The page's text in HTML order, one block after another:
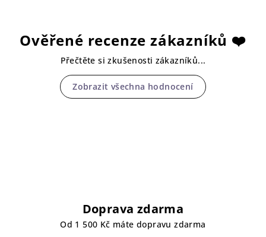
Ověřené recenze zákazníků ❤️
Přečtěte si zkušenosti zákazníků...
Zobrazit všechna hodnocení
Doprava zdarma
Od 1 500 Kč máte dopravu zdarma